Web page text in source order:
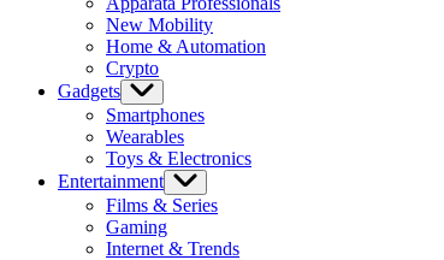
New Mobility
Home & Automation
Crypto
Gadgets
Smartphones
Wearables
Toys & Electronics
Entertainment
Films & Series
Gaming
Internet & Trends